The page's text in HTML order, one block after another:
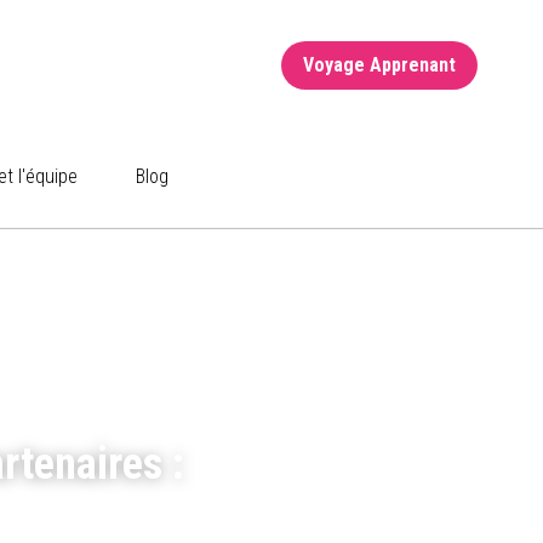
l'équipe Blog
Voyage Apprenant
l'équipe Blog
Voyage Apprenant
: